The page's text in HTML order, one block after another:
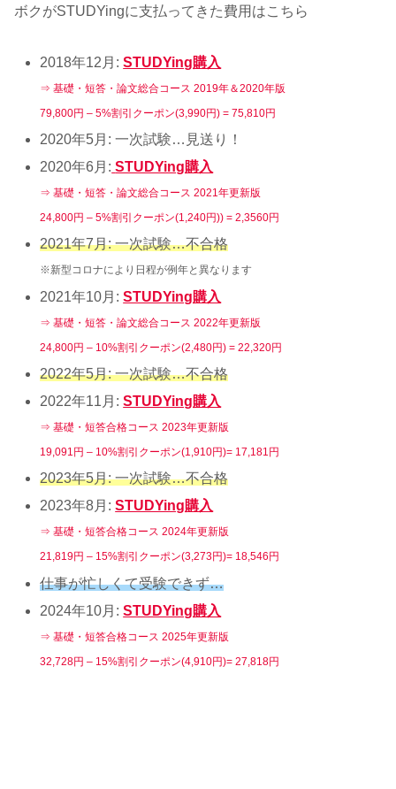
ボクがSTUDYingに支払ってきた費用はこちら
2018年12月:STUDYing購入
⇒ 基礎・短答・論文総合コース 2019年＆2020年版
79,800円 – 5%割引クーポン(3,990円) = 75,810円
2020年5月: 一次試験…見送り！
2020年6月: STUDYing購入
⇒ 基礎・短答・論文総合コース 2021年更新版
24,800円 – 5%割引クーポン(1,240円)) = 2,3560円
2021年7月: 一次試験…不合格
※新型コロナにより日程が例年と異なります
2021年10月:STUDYing購入
⇒ 基礎・短答・論文総合コース 2022年更新版
24,800円 – 10%割引クーポン(2,480円) = 22,320円
2022年5月: 一次試験…不合格
2022年11月:STUDYing購入
⇒ 基礎・短答合格コース 2023年更新版
19,091円 – 10%割引クーポン(1,910円)= 17,181円
2023年5月: 一次試験…不合格
2023年8月:STUDYing購入
⇒ 基礎・短答合格コース 2024年更新版
21,819円 – 15%割引クーポン(3,273円)= 18,546円
仕事が忙しくて受験できず…
2024年10月:STUDYing購入
⇒ 基礎・短答合格コース 2025年更新版
32,728円 – 15%割引クーポン(4,910円)= 27,818円